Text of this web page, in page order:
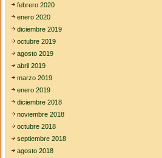
febrero 2020
enero 2020
diciembre 2019
octubre 2019
agosto 2019
abril 2019
marzo 2019
enero 2019
diciembre 2018
noviembre 2018
octubre 2018
septiembre 2018
agosto 2018